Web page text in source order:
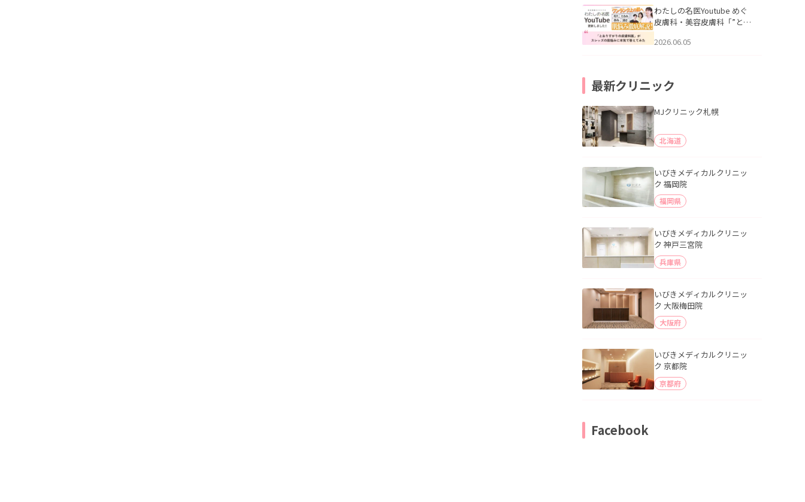
公開いたしました。
わたしの名医Youtube めぐ
皮膚科・美容皮膚科「”とお
ッズの肌悩みに本気で答え
2026.06.05
最新クリニック
MJクリニック札幌
北海道
いびきメディカルクリニッ
ク 福岡院
福岡県
いびきメディカルクリニッ
ク 神戸三宮院
兵庫県
いびきメディカルクリニッ
ク 大阪梅田院
大阪府
いびきメディカルクリニッ
ク 京都院
京都府
Facebook